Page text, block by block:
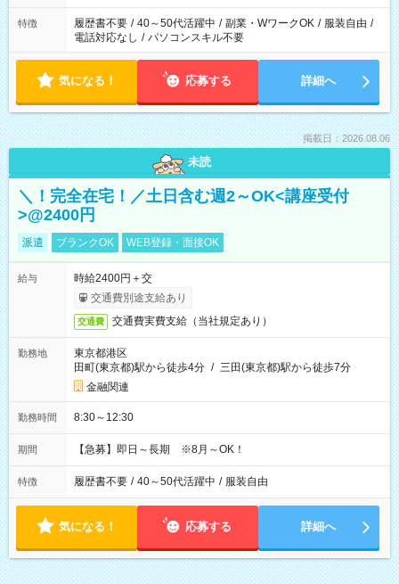
特徴 履歴書不要 / 40～50代活躍中 / 副業・WワークOK / 服装自由 /
電話対応なし / パソコンスキル不要
気になる！ 応募する 詳細へ
掲載日：2026.08.06
未読
＼！完全在宅！／土日含む週2～OK<講座受付
>@2400円
派遣 ブランクOK WEB登録・面接OK
給与
時給2400円＋交
交通費別途支給あり
交通費 交通費実費支給（当社規定あり）
勤務地
東京都港区
田町(東京都)駅から徒歩4分 / 三田(東京都)駅から徒歩7分
金融関連
勤務時間 8:30～12:30
期間 【急募】即日～長期 ※8月～OK！
特徴 履歴書不要 / 40～50代活躍中 / 服装自由
気になる！ 応募する 詳細へ